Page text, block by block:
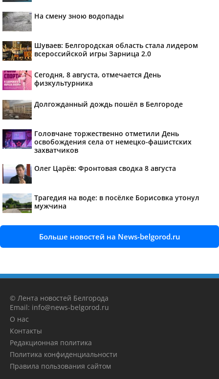
На смену зною водопады
Шуваев: Белгородская область стала лидером
всероссийской игры Зарница 2.0
Сегодня, 8 августа, отмечается День
физкультурника
Долгожданный дождь пошёл в Белгороде
Головчане торжественно отметили День
освобождения села от немецко-фашистских
захватчиков
Олег Царёв: Фронтовая сводка 8 августа
Трагедия на воде: в посёлке Борисовка утонул
мужчина
Больше новостей на News-belgorod.ru
© Лента новостей Белгорода
Email: info@news-belgorod.ru
О нас
Контакты
Редакционная политика
Политика конфиденциальности
Правила пользования сайтом